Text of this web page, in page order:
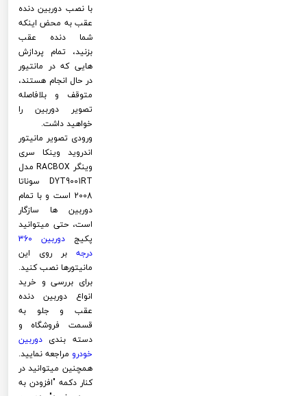
با نصب دوربین دنده
عقب به محض اینکه
شما دنده عقب
بزنید، تمام پردازش
هایی که در مانتیور
در حال انجام هستند،
متوقف و بلافاصله
تصویر دوربین را
خواهید داشت.
ورودی تصویر مانیتور
اندروید وینکا سری
وینگر RACBOX مدل
DYT9001RT سوناتا
2008 است و با تمام
دوربین ها سازگار
است، حتی میتوانید
پکیج
دوربین 360
درجه بر روی این
مانیتورها نصب کنید.
برای بررسی و خرید
انواع دوربین دنده
عقب و جلو به
قسمت فروشگاه و
دسته بندی دوربین
خودرو مراجعه نمایید.
همچنین میتوانید در
کنار دکمه "افزودن به